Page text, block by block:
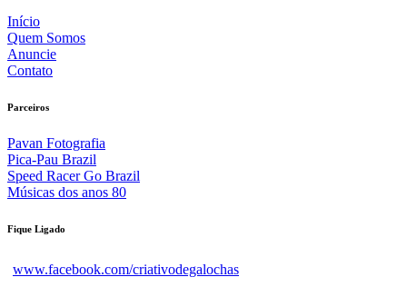
Início
Quem Somos
Anuncie
Contato
Parceiros
Pavan Fotografia
Pica-Pau Brazil
Speed Racer Go Brazil
Músicas dos anos 80
Fique Ligado
www.facebook.com/criativodegalochas